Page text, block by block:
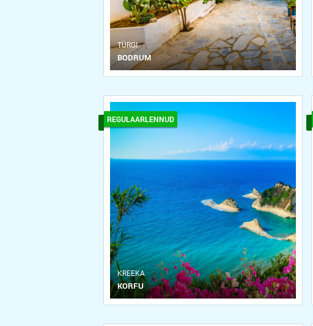
ТÜRGI
BODRUM
REGULAARLENNUD
KREEKA
KORFU